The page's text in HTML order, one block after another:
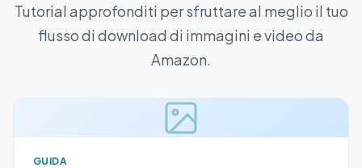
Tutorial approfonditi per sfruttare al meglio il tuo
flusso di download di immagini e video da
Amazon.
GUIDA